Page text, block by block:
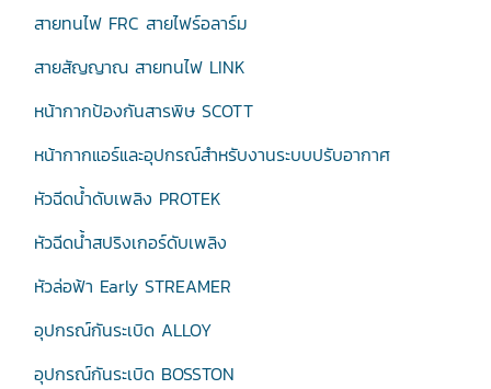
สายทนไฟ FRC สายไฟร์อลาร์ม
สายสัญญาณ สายทนไฟ LINK
หน้ากากป้องกันสารพิษ SCOTT
หน้ากากแอร์และอุปกรณ์สำหรับงานระบบปรับอากาศ
หัวฉีดน้ำดับเพลิง PROTEK
หัวฉีดน้ำสปริงเกอร์ดับเพลิง
หัวล่อฟ้า Early STREAMER
อุปกรณ์กันระเบิด ALLOY
อุปกรณ์กันระเบิด BOSSTON